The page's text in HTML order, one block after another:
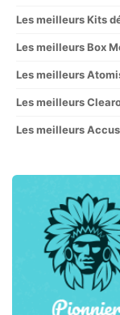
Les meilleurs Kits
Les meilleurs Box
Les meilleurs
Les meilleurs
Les meilleurs